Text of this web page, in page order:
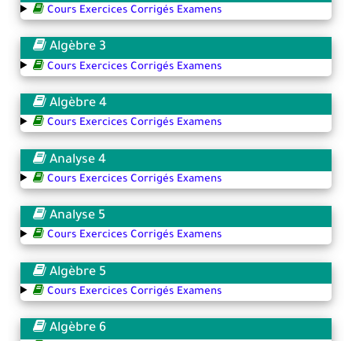
Cours Exercices Corrigés Examens
Algèbre 3
Cours Exercices Corrigés Examens
Algèbre 4
Cours Exercices Corrigés Examens
Analyse 4
Cours Exercices Corrigés Examens
Analyse 5
Cours Exercices Corrigés Examens
Algèbre 5
Cours Exercices Corrigés Examens
Algèbre 6